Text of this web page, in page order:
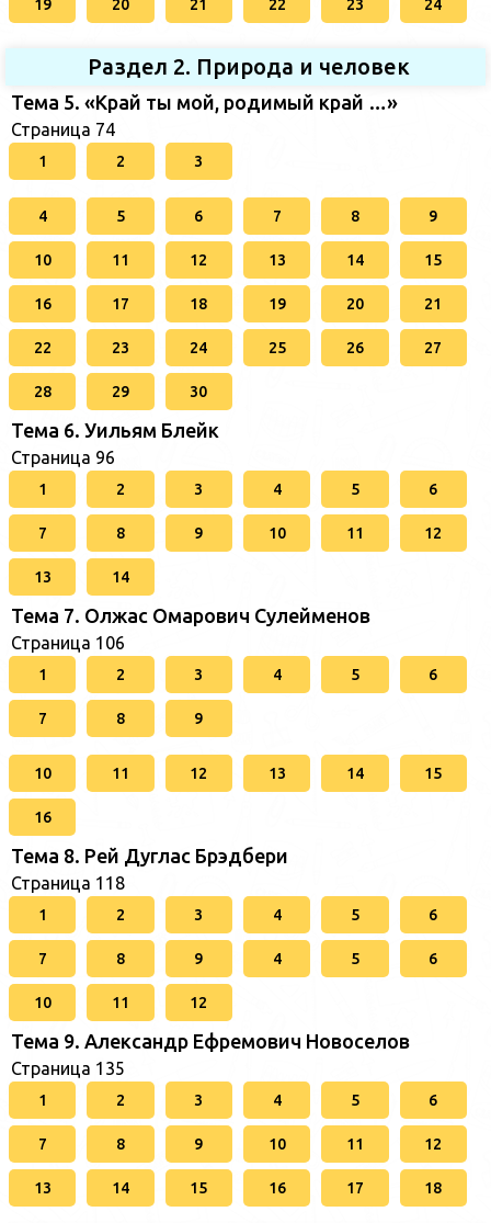
19 20 21 22 23 24
Раздел 2. Природа и человек
Тема 5. «Край ты мой, родимый край …»
Страница 74
1 2 3
4 5 6 7 8 9
10 11 12 13 14 15
16 17 18 19 20 21
22 23 24 25 26 27
28 29 30
Тема 6. Уильям Блейк
Страница 96
1 2 3 4 5 6
7 8 9 10 11 12
13 14
Тема 7. Олжас Омарович Сулейменов
Страница 106
1 2 3 4 5 6
7 8 9
10 11 12 13 14 15
16
Тема 8. Рей Дуглас Брэдбери
Страница 118
1 2 3 4 5 6
7 8 9 4 5 6
10 11 12
Тема 9. Александр Ефремович Новоселов
Страница 135
1 2 3 4 5 6
7 8 9 10 11 12
13 14 15 16 17 18